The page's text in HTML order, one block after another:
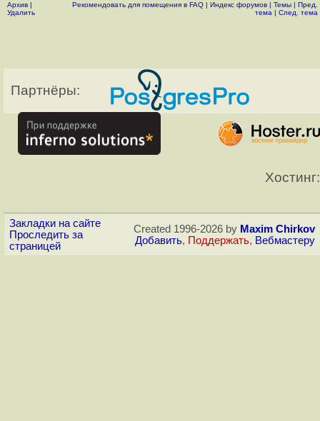
Архив |
Удалить
Рекомендовать для помещения в FAQ | Индекс форумов | Темы | Пред.
тема | След. тема
Партнёры:
Хостинг:
Закладки на сайте
Проследить за
страницей
Created 1996-2026 by Maxim Chirkov
Добавить, Поддержать, Вебмастеру